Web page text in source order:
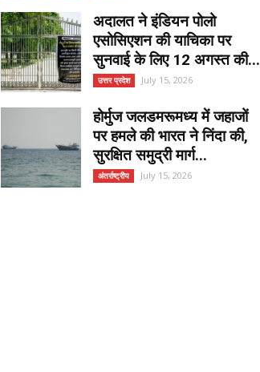
अदालत ने इंडियन पोलो
एसोसिएशन की याचिका पर
सुनवाई के लिए 12 अगस्त की...
उत्तर प्रदेश July 15, 2026
होर्मुज जलडमरूमध्य में जहाजों
पर हमले की भारत ने निंदा की,
सुरक्षित समुद्री मार्ग...
अंतर्राष्ट्रीय July 15, 2026